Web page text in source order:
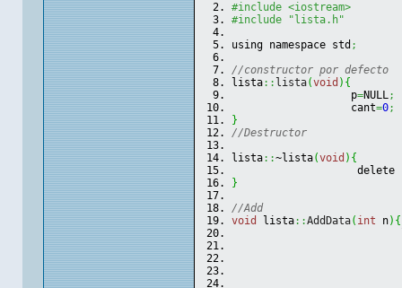
#include <iostream>
#include "lista.h"
using namespace std ;
//constructor por defecto
lista:: lista(void ) {
p=NULL;
cant=0;
}
//Destructor
lista::~lista(void ) {
delete
}
//Add
void
lista::AddData( int n) {